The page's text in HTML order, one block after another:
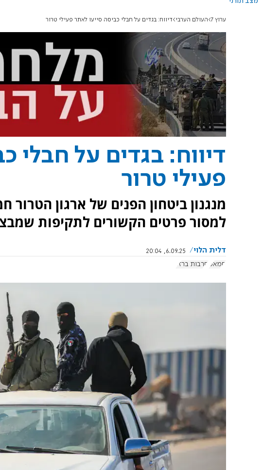
ערוץ 7 העולם הערבי דיווח: בגדים על חבלי כביסה סייעו לאתר פעילי טרור
דיווח: בגדים על חבלי
פעילי טרור
מנגנון ביטחון הפנים של ארגון
למסור פרטים הקשורים לתקיפות
דלית הלוי
6.09.25, 20:04
חמאס חרבות ברזל